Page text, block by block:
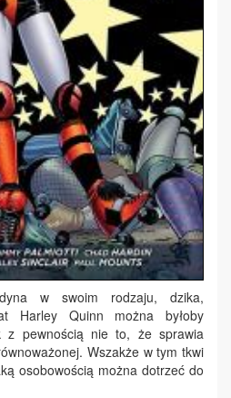
w swoim rodzaju, dzika,
Harley Quinn można byłoby
z pewnością nie to, że sprawia
Wszakże w tym tkwi
osobowością można dotrzeć do